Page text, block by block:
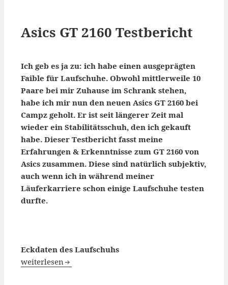
Asics GT 2160 Testbericht
Ich geb es ja zu: ich habe einen ausgeprägten
Faible für Laufschuhe. Obwohl mittlerweile 10
Paare bei mir Zuhause im Schrank stehen,
habe ich mir nun den neuen Asics GT 2160 bei
Campz geholt. Er ist seit längerer Zeit mal
wieder ein Stabilitätsschuh, den ich gekauft
habe. Dieser Testbericht fasst meine
Erfahrungen & Erkenntnisse zum GT 2160 von
Asics zusammen. Diese sind natürlich subjektiv,
auch wenn ich in während meiner
Läuferkarriere schon einige Laufschuhe testen
durfte.
Eckdaten des Laufschuhs
Asics GT 2160 Testbericht
weiterlesen